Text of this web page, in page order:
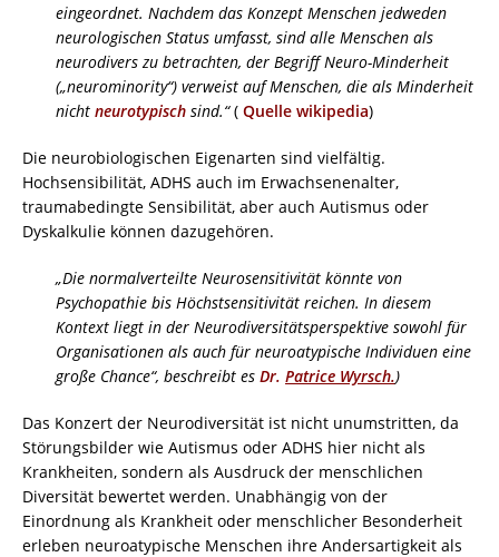
eingeordnet. Nachdem das Konzept Menschen jedweden
neurologischen Status umfasst, sind alle Menschen als
neurodivers zu betrachten, der Begriff Neuro-Minderheit
(„neurominority“) verweist auf Menschen, die als Minderheit
nicht neurotypisch sind.“( Quelle wikipedia)
Die neurobiologischen Eigenarten sind vielfältig.
Hochsensibilität, ADHS auch im Erwachsenenalter,
traumabedingte Sensibilität, aber auch Autismus oder
Dyskalkulie können dazugehören.
„Die normalverteilte Neurosensitivität könnte von
Psychopathie bis Höchstsensitivität reichen. In diesem
Kontext liegt in der Neurodiversitätsperspektive sowohl für
Organisationen als auch für neuroatypische Individuen eine
große Chance“, beschreibt es Dr. Patrice Wyrsch.)
Das Konzert der Neurodiversität ist nicht unumstritten, da
Störungsbilder wie Autismus oder ADHS hier nicht als
Krankheiten, sondern als Ausdruck der menschlichen
Diversität bewertet werden. Unabhängig von der
Einordnung als Krankheit oder menschlicher Besonderheit
erleben neuroatypische Menschen ihre Andersartigkeit als